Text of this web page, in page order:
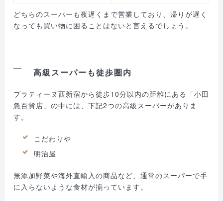
どちらのスーパーも夜遅くまで営業しており、帰りが遅く
なっても買い物に困ることはないと言えるでしょう。
高級スーパーも徒歩圏内
プラティーヌ西新宿から徒歩10分以内の距離にある「小田
急百貨店」の中には、下記2つの高級スーパーがありま
す。
こだわりや
明治屋
無添加野菜や海外直輸入の商品など、通常のスーパーで手
に入らないような食材が揃っています。